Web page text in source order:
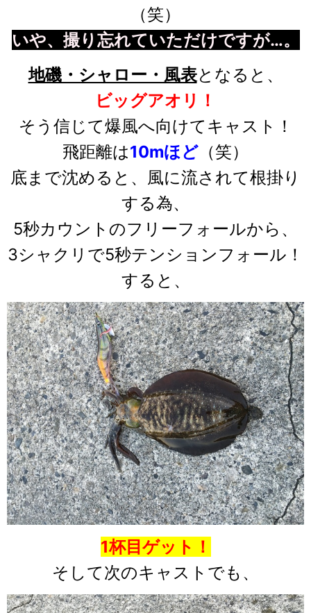
（笑）
いや、撮り忘れていただけですが…。
地磯・シャロー・風表となると、
ビッグアオリ！
そう信じて爆風へ向けてキャスト！
飛距離は10mほど （笑）
底まで沈めると、風に流されて根掛り
する為、
5秒カウントのフリーフォールから、
3シャクリで5秒テンションフォール！
すると 、
1杯目ゲット！
そして次のキャストでも、